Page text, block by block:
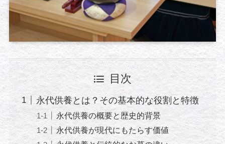
目次
永代供養とは？その基本的な役割と特徴
永代供養の概要と歴史的背景
永代供養が現代にもたらす価値